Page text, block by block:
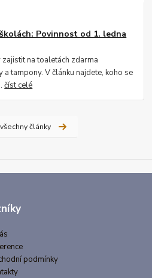
Povinnost od 1. ledna
na toaletách zdarma
tampony. V článku najdete, koho se
číst celé
články
podmínky